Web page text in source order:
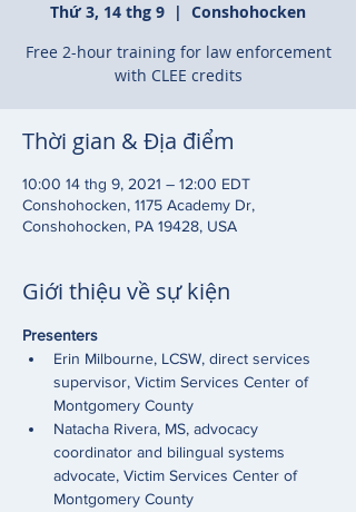
Thứ 3, 14 thg 9
  |
Conshohocken
Free 2-hour training for law enforcement
with CLEE credits
Thời gian & Địa điểm
10:00 14 thg 9, 2021 – 12:00 EDT
Conshohocken, 1175 Academy Dr,
Conshohocken, PA 19428, USA
Giới thiệu về sự kiện
Presenters
Erin Milbourne, LCSW, direct services
supervisor, Victim Services Center of
Montgomery County
Natacha Rivera, MS, advocacy
coordinator and bilingual systems
advocate, Victim Services Center of
Montgomery County